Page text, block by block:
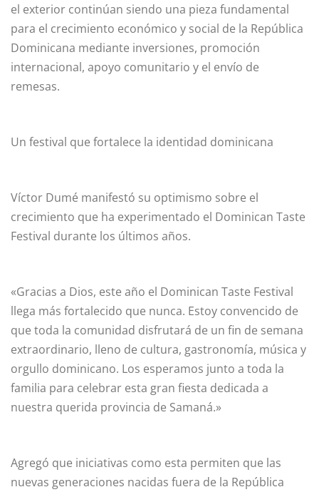
el exterior continúan siendo una pieza fundamental
para el crecimiento económico y social de la República
Dominicana mediante inversiones, promoción
internacional, apoyo comunitario y el envío de
remesas.
Un festival que fortalece la identidad dominicana
Víctor Dumé manifestó su optimismo sobre el
crecimiento que ha experimentado el Dominican Taste
Festival durante los últimos años.
«Gracias a Dios, este año el Dominican Taste Festival
llega más fortalecido que nunca. Estoy convencido de
que toda la comunidad disfrutará de un fin de semana
extraordinario, lleno de cultura, gastronomía, música y
orgullo dominicano. Los esperamos junto a toda la
familia para celebrar esta gran fiesta dedicada a
nuestra querida provincia de Samaná.»
Agregó que iniciativas como esta permiten que las
nuevas generaciones nacidas fuera de la República